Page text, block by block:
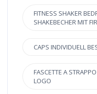
FITNESS SHAKER
SHAKEBECHER MIT
CAPS INDIVIDUELL
FASCETTE A
LOGO